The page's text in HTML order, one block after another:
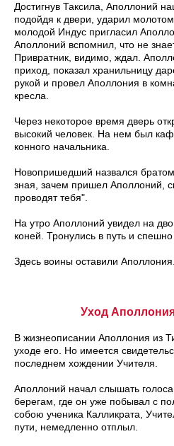
Достигнув Таксила, Аполлоний
подойдя к двери, ударил
молодой Индус пригласил
Аполлоний вспомнил, что не
Привратник, видимо, ждал.
приход, показал хранильницу
рукой и провел Аполлония в
кресла.
Через некоторое время дверь
высокий человек. На нем был
конного начальника.
Новопришедший назвался
зная, зачем пришел Аполлоний,
проводят тебя".
На утро Аполлоний увидел на
коней. Тронулись в путь и
Здесь воины оставили Аполлония.
Уход
В жизнеописании Аполлония из
уходе его. Но имеется
последнем хождении Учителя.
Аполлоний начал слышать
берегам, где он уже побывал с
собою ученика Калликрата,
пути, немедленно отплыл.